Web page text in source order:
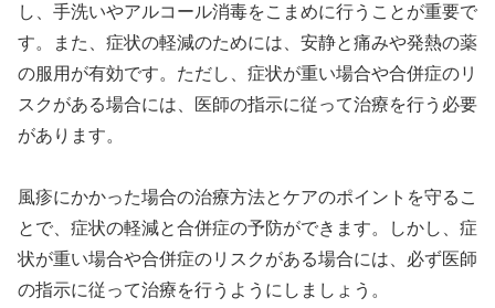
し、手洗いやアルコール消毒をこまめに行うことが重要で
す。また、症状の軽減のためには、安静と痛みや発熱の薬
の服用が有効です。ただし、症状が重い場合や合併症のリ
スクがある場合には、医師の指示に従って治療を行う必要
があります。
風疹にかかった場合の治療方法とケアのポイントを守るこ
とで、症状の軽減と合併症の予防ができます。しかし、症
状が重い場合や合併症のリスクがある場合には、必ず医師
の指示に従って治療を行うようにしましょう。